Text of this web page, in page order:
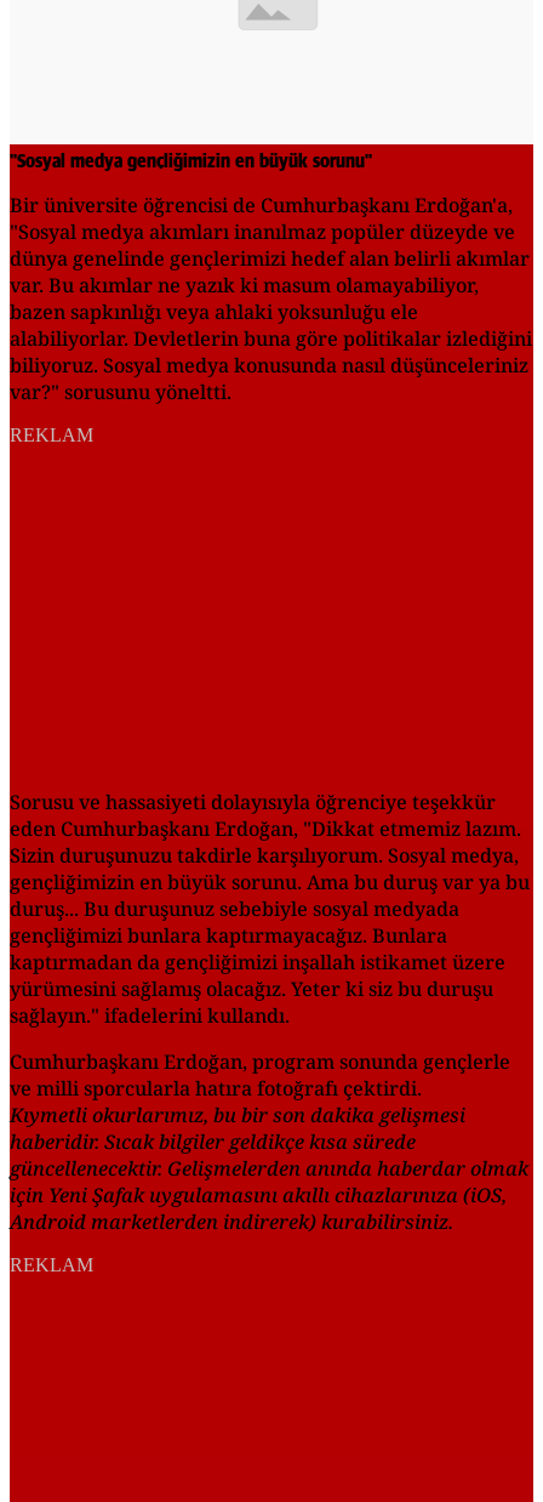
"Sosyal medya gençliğimizin en büyük sorunu"
Bir üniversite öğrencisi de Cumhurbaşkanı Erdoğan'a,
"Sosyal medya akımları inanılmaz popüler düzeyde ve
dünya genelinde gençlerimizi hedef alan belirli akımlar
var. Bu akımlar ne yazık ki masum olamayabiliyor,
bazen sapkınlığı veya ahlaki yoksunluğu ele
alabiliyorlar. Devletlerin buna göre politikalar izlediğini
biliyoruz. Sosyal medya konusunda nasıl düşünceleriniz
var?" sorusunu yöneltti.
REKLAM
Sorusu ve hassasiyeti dolayısıyla öğrenciye teşekkür
eden Cumhurbaşkanı Erdoğan, "Dikkat etmemiz lazım.
Sizin duruşunuzu takdirle karşılıyorum. Sosyal medya,
gençliğimizin en büyük sorunu. Ama bu duruş var ya bu
duruş... Bu duruşunuz sebebiyle sosyal medyada
gençliğimizi bunlara kaptırmayacağız. Bunlara
kaptırmadan da gençliğimizi inşallah istikamet üzere
yürümesini sağlamış olacağız. Yeter ki siz bu duruşu
sağlayın." ifadelerini kullandı.
Cumhurbaşkanı Erdoğan, program sonunda gençlerle
ve milli sporcularla hatıra fotoğrafı çektirdi.
Kıymetli okurlarımız, bu bir son dakika gelişmesi
haberidir. Sıcak bilgiler geldikçe kısa sürede
güncellenecektir. Gelişmelerden anında haberdar olmak
için Yeni Şafak uygulamasını akıllı cihazlarınıza (iOS,
Android marketlerden indirerek) kurabilirsiniz.
REKLAM